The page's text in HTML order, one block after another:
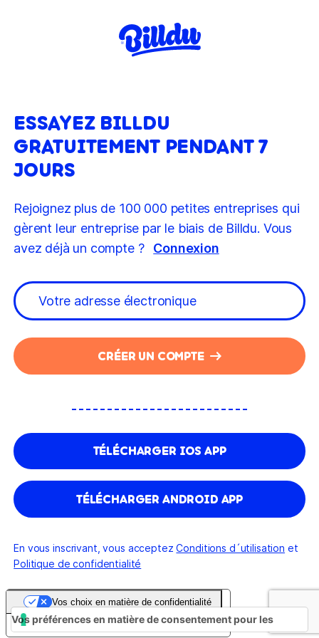
ESSAYEZ BILLDU
GRATUITEMENT PENDANT 7
JOURS
Rejoignez plus de 100 000 petites entreprises qui
gèrent leur entreprise par le biais de Billdu. Vous
avez déjà un compte ?
Connexion
CRÉER UN COMPTE
TÉLÉCHARGER IOS APP
TÉLÉCHARGER ANDROID APP
En vous inscrivant, vous acceptezConditions d´utilisation et
Politique de confidentialité
Notification lors de la collecte
Vos choix en matière de confidentialité
Vos préférences en matière de consentement pour les